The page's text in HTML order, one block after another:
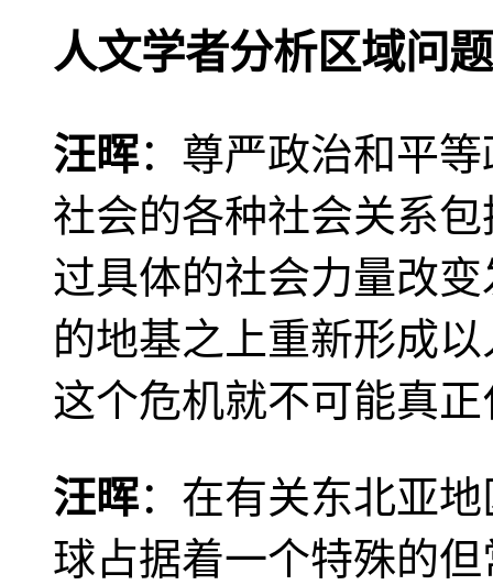
人文学者分析区域问题
汪晖：尊严政治和平
社会的各种社会关系
过具体的社会力量改
的地基之上重新形成
这个危机就不可能真
汪晖：在有关东北亚
球占据着一个特殊的